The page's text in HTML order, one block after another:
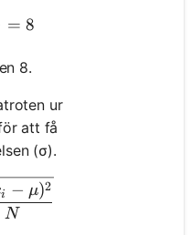
= \frac{40}{5} = 8
= 8
8.
ur
att få
(σ).
\sqrt{\frac{Σ(x_i -
N
i − μ)2